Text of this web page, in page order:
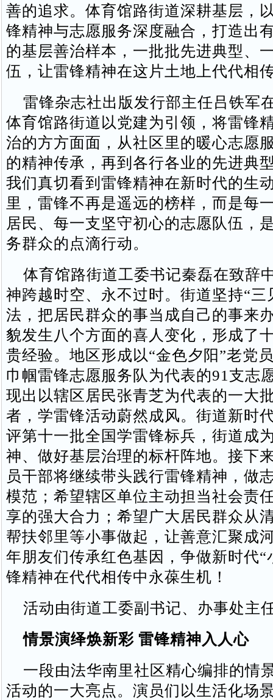
善的追求。体育馆路街道深耕基层，
锋精神与志愿服务深度融合，打造出
的基层善治样本，一批批先进典型、
伍，让雷锋精神在这片土地上代代相
雷锋杂志社出版发行部主任吕铁军
体育馆路街道以党建为引领，将雷锋
治的方方面面，从社区里的暖心志愿
的精神传承，再到各行各业的先进典
我们真切看到雷锋精神在新时代的生
里，雷锋不再是遥远的榜样，而是每
居民、每一支坚守初心的志愿队伍，
务群众的点滴行动。
体育馆路街道工委书记秦磊在致辞
神跨越时空、永不过时。街道坚持“三
法，把居民群众的事当成自己的事来
貌发生八个方面的喜人变化，形成了
贵经验。地区形成以“金色夕阳”老党
巾帼雷锋志愿服务队为代表的91支志
现出以辖区居民张青芝为代表的一大
者，学雷锋活动蔚然成风。街道新时
评第十一批全国学雷锋标兵，街道成
神、做好基层治理的标杆阵地。接下
员干部将继续带头践行雷锋精神，做
模范；希望辖区单位主动担当社会责
享的强大合力；希望广大居民群众从
帮扶邻里等小事做起，让善意汇聚成
年朋友们传承红色基因，争做新时代“
锋精神在代代相传中永葆生机！
活动由街道工委副书记、办事处主
情景演绎焕新彩 雷锋精神入人心
一段由法华南里社区精心编排的情
活动的一大亮点。演员们以生活化场